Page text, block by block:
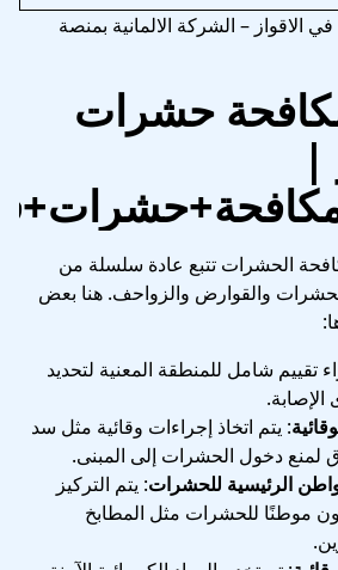
– الشركة الالمانية بمنصة
حشرات
|
الحشرات تتبع عادة سلسلة من
والقوارض والزواحف. هنا بعض
تقييم شامل للمنطقة المعنية لتحديد
: يتم اتخاذ إجراءات وقائية مثل سد
لمنع دخول الحشرات إلى المبنى.
الرئيسية للحشرات: يتم التركيز
موطنًا للحشرات مثل المطابخ